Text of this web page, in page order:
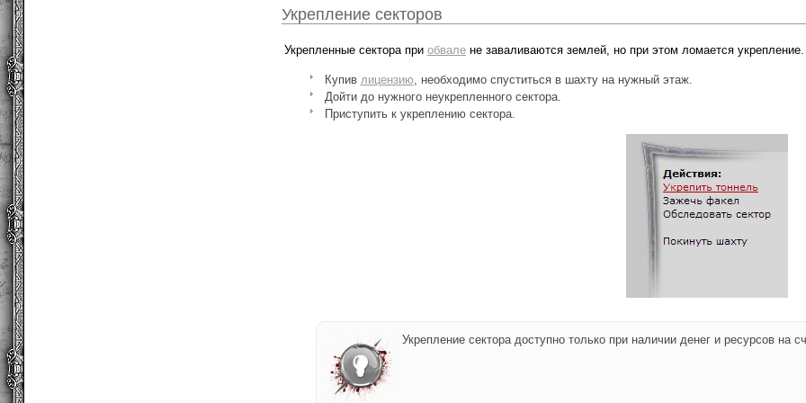
Укрепление секторов
Укрепленные сектора при обвалене заваливаются землей, но при этом ломается укрепление.
Купив лицензию, необходимо спуститься в шахту на нужный этаж.
Дойти до нужного неукрепленного сектора.
Приступить к укреплению сектора.
Укрепление сектора доступно только при наличии денег и ресурсов на